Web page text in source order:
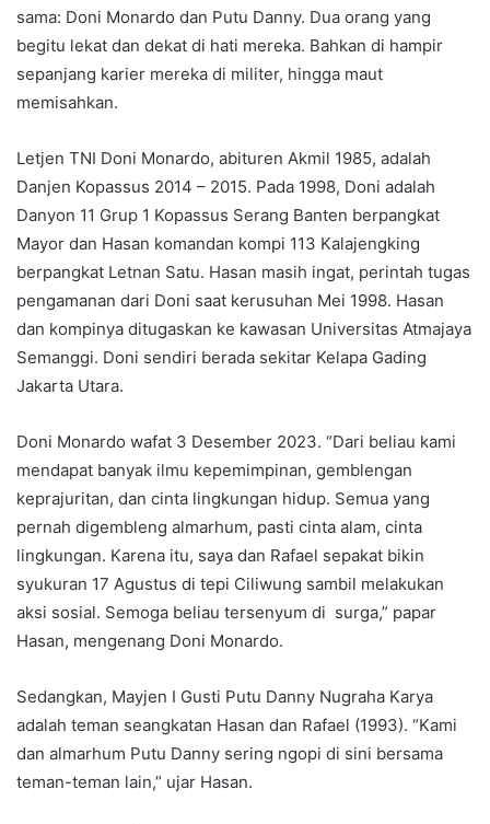
sama: Doni Monardo dan Putu Danny. Dua orang yang
begitu lekat dan dekat di hati mereka. Bahkan di hampir
sepanjang karier mereka di militer, hingga maut
memisahkan.
Letjen TNI Doni Monardo, abituren Akmil 1985, adalah
Danjen Kopassus 2014 – 2015. Pada 1998, Doni adalah
Danyon 11 Grup 1 Kopassus Serang Banten berpangkat
Mayor dan Hasan komandan kompi 113 Kalajengking
berpangkat Letnan Satu. Hasan masih ingat, perintah tugas
pengamanan dari Doni saat kerusuhan Mei 1998. Hasan
dan kompinya ditugaskan ke kawasan Universitas Atmajaya
Semanggi. Doni sendiri berada sekitar Kelapa Gading
Jakarta Utara.
Doni Monardo wafat 3 Desember 2023. “Dari beliau kami
mendapat banyak ilmu kepemimpinan, gemblengan
keprajuritan, dan cinta lingkungan hidup. Semua yang
pernah digembleng almarhum, pasti cinta alam, cinta
lingkungan. Karena itu, saya dan Rafael sepakat bikin
syukuran 17 Agustus di tepi Ciliwung sambil melakukan
aksi sosial. Semoga beliau tersenyum di surga,” papar
Hasan, mengenang Doni Monardo.
Sedangkan, Mayjen I Gusti Putu Danny Nugraha Karya
adalah teman seangkatan Hasan dan Rafael (1993). “Kami
dan almarhum Putu Danny sering ngopi di sini bersama
teman-teman lain,” ujar Hasan.